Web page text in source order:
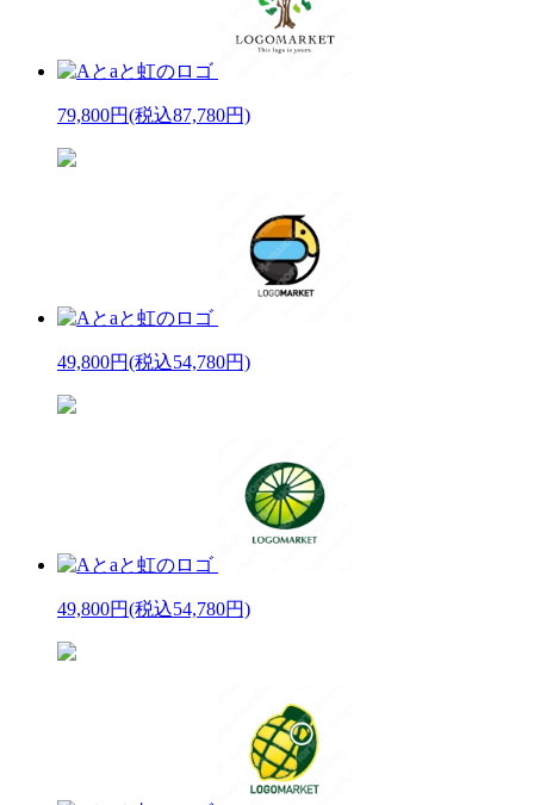
79,800円(税込87,780円)
49,800円(税込54,780円)
49,800円(税込54,780円)